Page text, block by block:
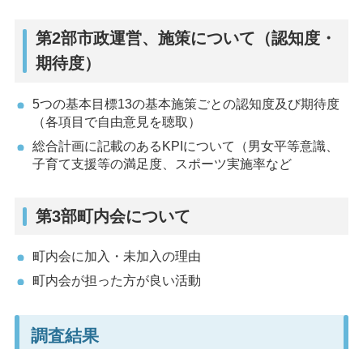
第2部市政運営、施策について（認知度・
期待度）
5つの基本目標13の基本施策ごとの認知度及び期待度
（各項目で自由意見を聴取）
総合計画に記載のあるKPIについて（男女平等意識、
子育て支援等の満足度、スポーツ実施率など
第3部町内会について
町内会に加入・未加入の理由
町内会が担った方が良い活動
調査結果